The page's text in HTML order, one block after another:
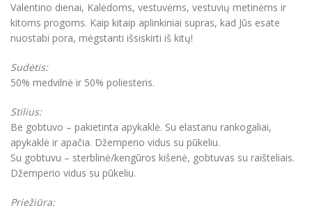
Valentino dienai, Kalėdoms, vestuvėms, vestuvių metinėms ir
kitoms progoms. Kaip kitaip aplinkiniai supras, kad Jūs esate
nuostabi pora, mėgstanti išsiskirti iš kitų!
Sudėtis:
50% medvilnė ir 50% poliesteris.
Stilius:
Be gobtuvo – pakietinta apykaklė. Su elastanu rankogaliai,
apykaklė ir apačia. Džemperio vidus su pūkeliu.
Su gobtuvu – sterblinė/kengūros kišenė, gobtuvas su raišteliais.
Džemperio vidus su pūkeliu.
Priežiūra: